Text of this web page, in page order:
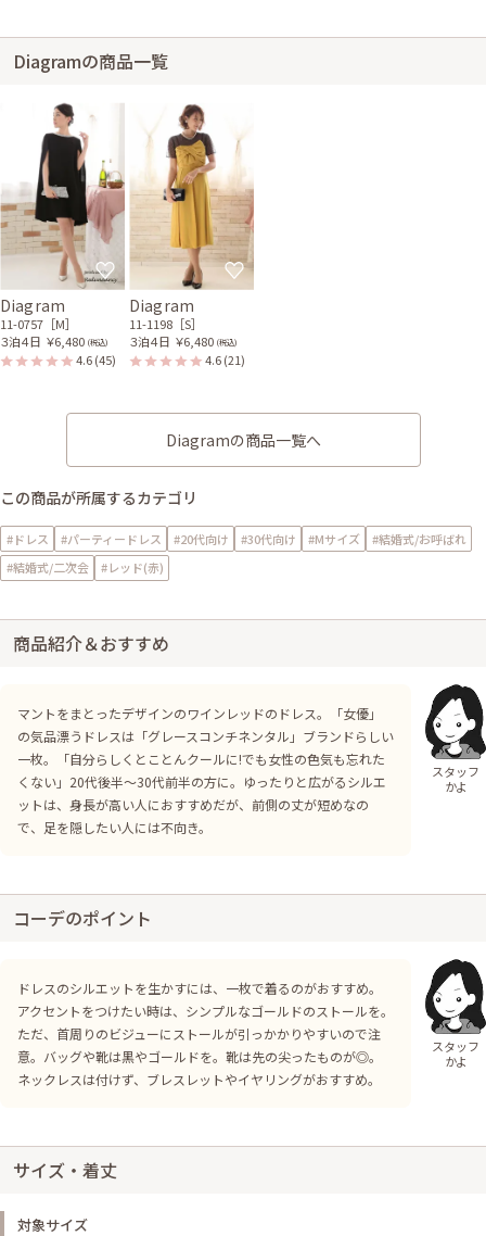
Diagramの商品一覧
Diagram
11-0757［M］
３泊４日 ￥6,480 (税込)
4.6(45)
Diagram
11-1198［S］
３泊４日 ￥6,480 (税込)
4.6(21)
Diagramの商品一覧へ
この商品が所属するカテゴリ
#ドレス #パーティードレス #20代向け #30代向け #Mサイズ
#結婚式/お呼ばれ
#結婚式/二次会
#レッド(赤)
商品紹介＆おすすめ
マントをまとったデザインのワインレッドのドレス。「女優」
の気品漂うドレスは「グレースコンチネンタル」ブランドらしい
一枚。「自分らしくとことんクールに!でも女性の色気も忘れた
くない」20代後半～30代前半の方に。ゆったりと広がるシルエ
ットは、身長が高い人におすすめだが、前側の丈が短めなの
で、足を隠したい人には不向き。
スタッフ
かよ
コーデのポイント
ドレスのシルエットを生かすには、一枚で着るのがおすすめ。
アクセントをつけたい時は、シンプルなゴールドのストールを。
ただ、首周りのビジューにストールが引っかかりやすいので注
意。バッグや靴は黒やゴールドを。靴は先の尖ったものが◎。
ネックレスは付けず、ブレスレットやイヤリングがおすすめ。
スタッフ
かよ
サイズ・着丈
対象サイズ